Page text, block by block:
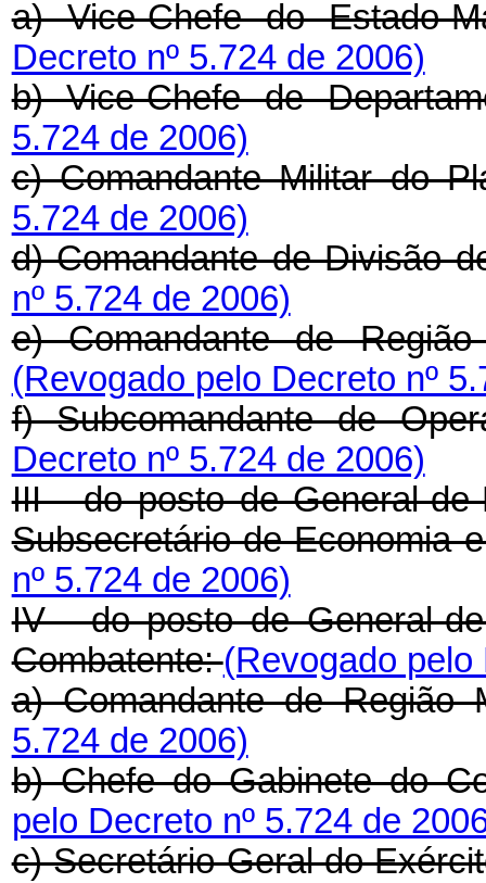
a) Vice-Chefe do Estado-
Decreto nº 5.724 de 2006)
b) Vice-Chefe de
5.724 de 2006)
c) Comandante Militar do
5.724 de 2006)
d) Comandante de Divisão
nº 5.724 de 2006)
e) Comandante de
(Revogado pelo Decreto nº
f) Subcomandante de
Decreto nº 5.724 de 2006)
III - do posto de General-
Subsecretário de Economia
nº 5.724 de 2006)
IV - do posto de General-
Combatente:(Revogado pelo
a) Comandante de Região
5.724 de 2006)
b) Chefe do Gabinete do
pelo Decreto nº 5.724 de
c) Secretário-Geral do